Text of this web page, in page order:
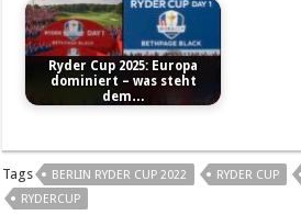
Ryder Cup 2025: Europa
dominiert – was steht
dem…
Tags BERLIN RYDER CUP 2022 RYDER CUP
RYDERCUP